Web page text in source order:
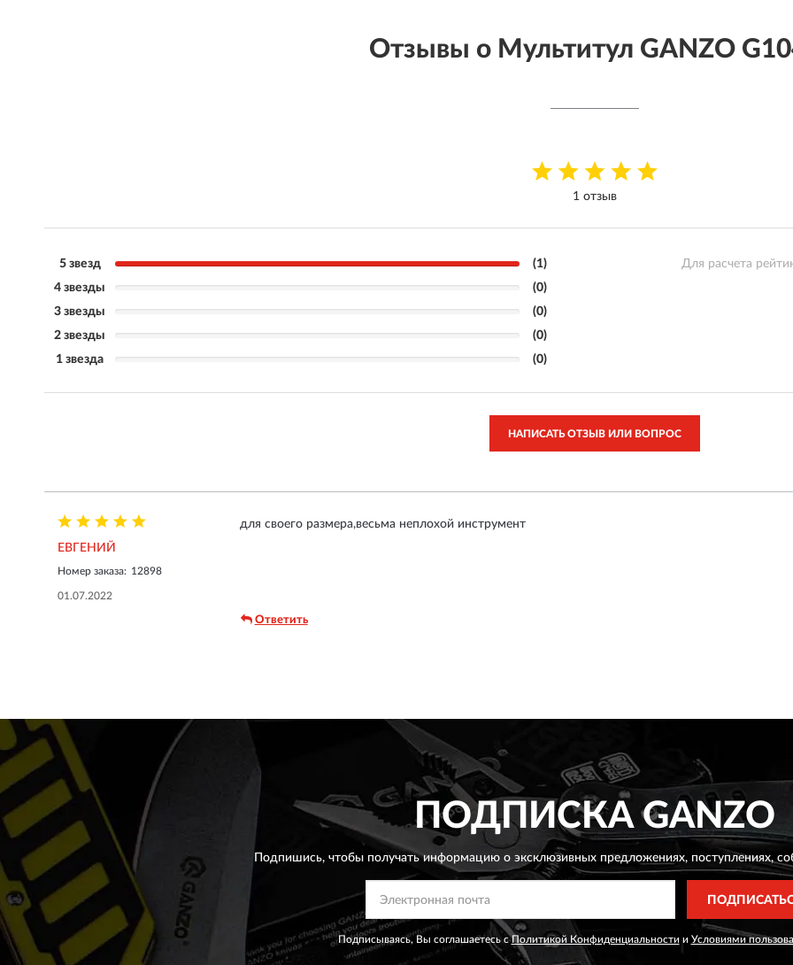
Отзывы о Мультитул GANZO
1 отзыв
5 звезд
(1)
4 звезды
(0)
3 звезды
(0)
2 звезды
(0)
1 звезда
(0)
Для расчета
НАПИСАТЬ ОТЗЫВ ИЛИ ВОПРОС
ЕВГЕНИЙ
Номер заказа: 12898
01.07.2022
для своего размера,весьма неплохой инструмент
Ответить
ПОДПИСКАGANZO
Подпишись, чтобы получать информацию о эксклюзивных предложениях,поступлениях,
Подписываясь, Вы соглашаетесь сПолитикой Конфиденциальности и Условиями